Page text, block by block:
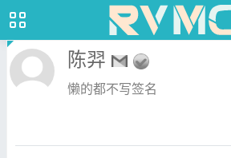
陈羿
懒的都不写签名